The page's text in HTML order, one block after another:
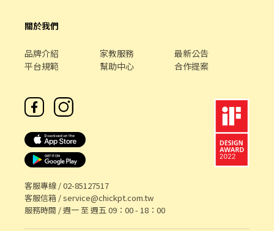
關於我們
品牌介紹 家教服務
最新公告
平台規範
幫助中心 合作提案
客服專線 /02-85127517
客服信箱 /service@chickpt.com.tw
服務時間 / 週一 至 週五 09：00 - 18：00